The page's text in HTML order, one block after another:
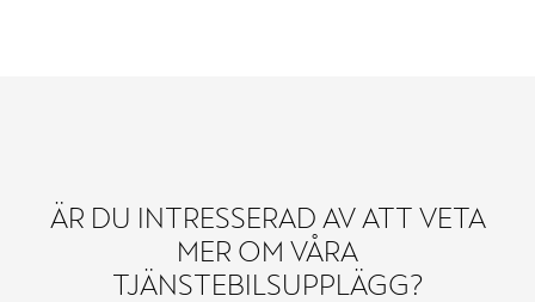
ÄR DU INTRESSERAD AV ATT VETA
MER OM VÅRA
TJÄNSTEBILSUPPLÄGG?